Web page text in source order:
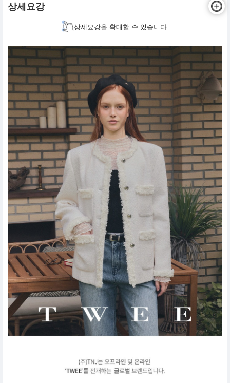
상세요강
상세요강을 확대할 수 있습니다.